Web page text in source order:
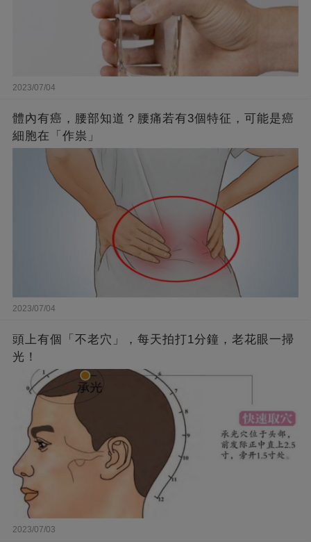
2023/07/04
體內有癌，腰部知道？腰痛若有3個特征，可能是癌
細胞在「作祟」
2023/07/04
頭上有個「不老穴」，每天拍打1分鐘，老花眼一掃
光！
2023/07/03